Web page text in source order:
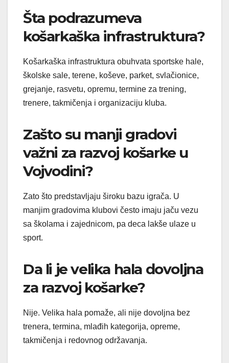
Šta podrazumeva
košarkaška infrastruktura?
Košarkaška infrastruktura obuhvata sportske hale,
školske sale, terene, koševe, parket, svlačionice,
grejanje, rasvetu, opremu, termine za trening,
trenere, takmičenja i organizaciju kluba.
Zašto su manji gradovi
važni za razvoj košarke u
Vojvodini?
Zato što predstavljaju široku bazu igrača. U
manjim gradovima klubovi često imaju jaču vezu
sa školama i zajednicom, pa deca lakše ulaze u
sport.
Da li je velika hala dovoljna
za razvoj košarke?
Nije. Velika hala pomaže, ali nije dovoljna bez
trenera, termina, mlađih kategorija, opreme,
takmičenja i redovnog održavanja.